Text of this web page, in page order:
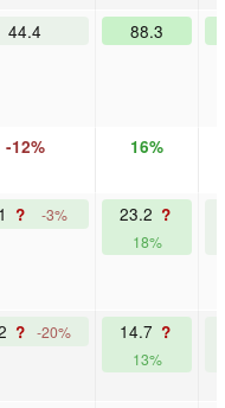
44.4 88.3
-12% 16%
? -3% 23.2 ?
18%
? -20% 14.7 ?
13%